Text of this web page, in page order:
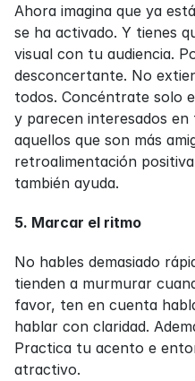
Ahora imagina que ya
se ha activado. Y tienes
visual con tu audiencia.
desconcertante. No
todos. Concéntrate solo
y parecen interesados
aquellos que son más
retroalimentación
también ayuda.
5. Marcar el ritmo
No hables demasiado
tienden a murmurar
favor, ten en cuenta
hablar con claridad.
Practica tu acento e
atractivo.